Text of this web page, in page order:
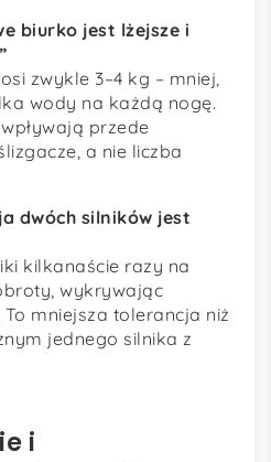
biurko jest lżejsze i
zwykle 3–4 kg – mniej,
wody na każdą nogę.
przede
a nie liczba
dwóch silników jest
kilkanaście razy na
wykrywając
To mniejsza tolerancja niż
jednego silnika z
i